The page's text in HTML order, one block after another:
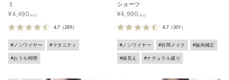
ミ
¥4,490
4.7 （289）
#ノンワイヤー #マタニティ
#おうち時間
ショーツ
¥4,990
4.7（301）
#ノンワイヤー #谷間メイク #脇肉補正
#細見え #ナチュラル盛り